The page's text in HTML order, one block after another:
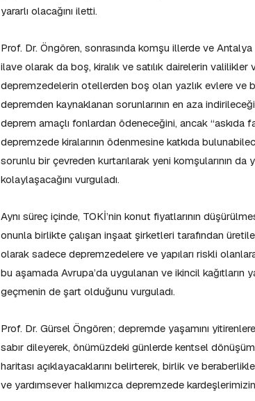
yararlı olacağını iletti.
Prof. Dr. Öngören, sonrasında komşu illerde ve
ilave olarak da boş, kiralık ve satılık dairelerin valilikler
depremzedelerin otellerden boş olan yazlık evlere ve
depremden kaynaklanan sorunlarının en aza
deprem amaçlı fonlardan ödeneceğini, ancak “askıda
depremzede kiralarının ödenmesine katkıda
sorunlu bir çevreden kurtarılarak yeni komşularının
kolaylaşacağını vurguladı.
Aynı süreç içinde, TOKİ’nin konut fiyatlarının
onunla birlikte çalışan inşaat şirketleri tarafından
olarak sadece depremzedelere ve yapıları riskli
bu aşamada Avrupa’da uygulanan ve ikincil kağıtların
geçmenin de şart olduğunu vurguladı.
Prof. Dr. Gürsel Öngören; depremde yaşamını
sabır dileyerek, önümüzdeki günlerde kentsel
haritası açıklayacaklarını belirterek, birlik ve
ve yardımsever halkımızca depremzede kardeşlerimizin